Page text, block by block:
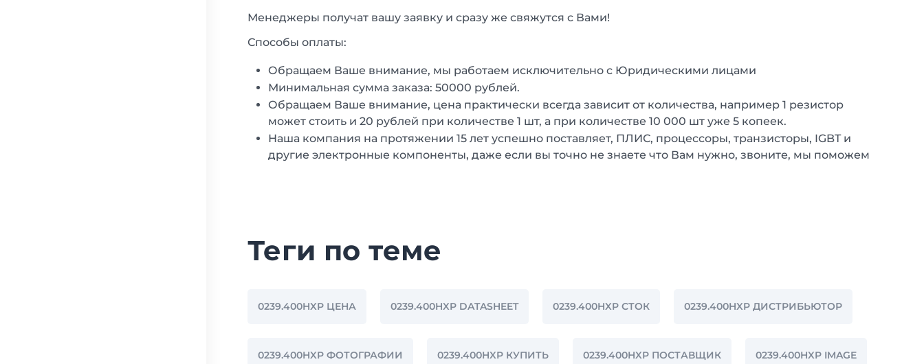
Менеджеры получат вашу заявку и сразу же свяжутся с Вами!
Способы оплаты:
Обращаем Ваше внимание, мы работаем исключительно с Юридическими лицами
Минимальная сумма заказа: 50000 рублей.
Обращаем Ваше внимание, цена практически всегда зависит от количества, например 1 резистор
может стоить и 20 рублей при количестве 1 шт, а при количестве 10 000 шт уже 5 копеек.
Наша компания на протяжении 15 лет успешно поставляет, ПЛИС, процессоры, транзисторы, IGBT и
другие электронные компоненты, даже если вы точно не знаете что Вам нужно, звоните, мы поможем
Теги по теме
0239.400HXP ЦЕНА 0239.400HXP DATASHEET 0239.400HXP СТОК 0239.400HXP ДИСТРИБЬЮТОР
0239.400HXP ФОТОГРАФИИ 0239.400HXP КУПИТЬ 0239.400HXP ПОСТАВЩИК 0239.400HXP IMAGE